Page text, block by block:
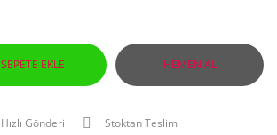
SEPETE EKLE HEMEN AL
Hızlı Gönderi Stoktan Teslim